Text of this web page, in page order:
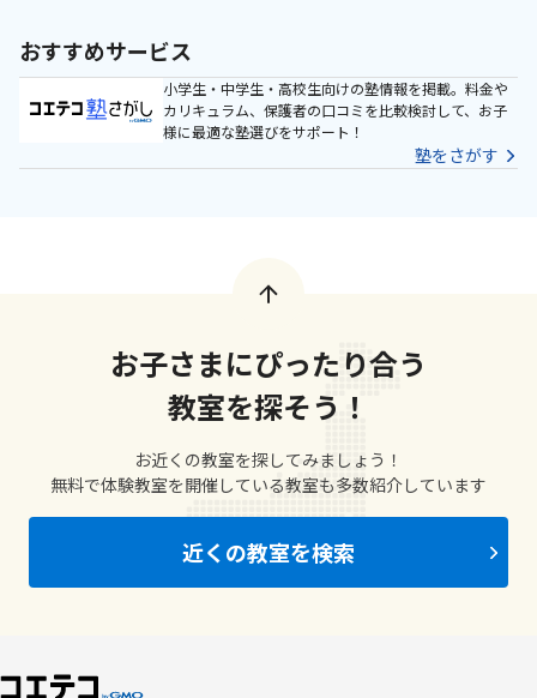
おすすめサービス
小学生・中学生・高校生向けの塾情報を掲載。料金や
カリキュラム、保護者の口コミを比較検討して、お子
様に最適な塾選びをサポート！
塾をさがす
お子さまにぴったり合う
教室を探そう！
お近くの教室を探してみましょう！
無料で体験教室を開催している教室も多数紹介しています
近くの教室を検索